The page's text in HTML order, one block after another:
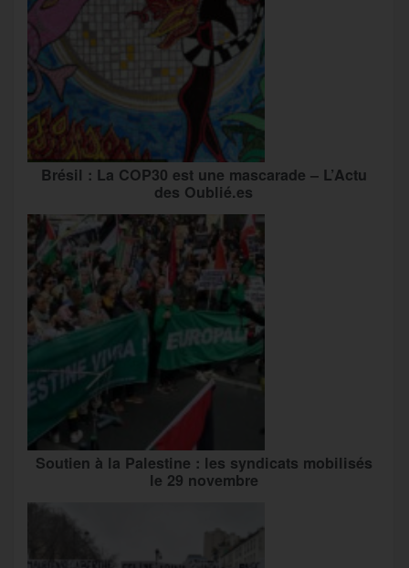
Brésil : La COP30 est une mascarade – L’Actu
des Oublié.es
Soutien à la Palestine : les syndicats mobilisés
le 29 novembre